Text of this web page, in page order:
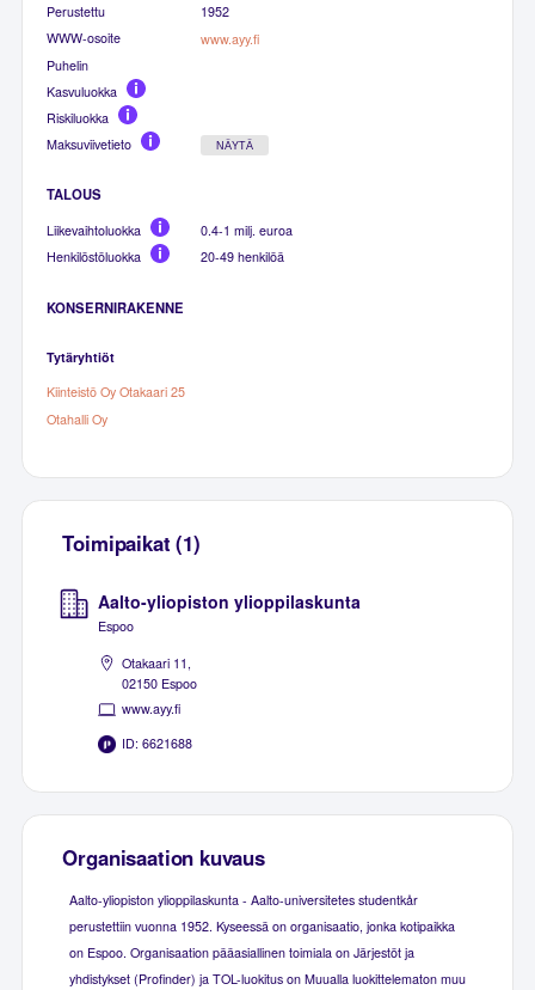
Perustettu
1952
WWW-osoite
www.ayy.fi
Puhelin
Kasvuluokka
Riskiluokka
Maksuviivetieto
NÄYTÄ
TALOUS
Liikevaihtoluokka
0.4-1 milj. euroa
Henkilöstöluokka
20-49 henkilöä
KONSERNIRAKENNE
Tytäryhtiöt
Kiinteistö Oy Otakaari 25
Otahalli Oy
Toimipaikat (1)
Aalto-yliopiston ylioppilaskunta
Espoo
Otakaari 11,
02150 Espoo
www.ayy.fi
ID: 6621688
Organisaation kuvaus
Aalto-yliopiston ylioppilaskunta - Aalto-universitetes studentkår
perustettiin vuonna 1952. Kyseessä on organisaatio, jonka kotipaikka
on Espoo. Organisaation pääasiallinen toimiala on Järjestöt ja
yhdistykset (Profinder) ja TOL-luokitus on Muualla luokittelematon muu